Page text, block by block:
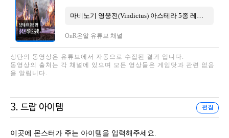
마비노기 영웅전(Vindictus) 아스테라 5종 레이드 공략 1편 - 클레르 / 입문자를 위해 중요한 것만! 4 分 55 秒
OnR온알 유튜브 채널
상단의 동영상은 유튜브에서 자동으로 수집된 결과 입니다.
동영상의 출처는 각 채널에 있으며 모든 영상들은 게임닷과 관련 없음
을 알립니다.
3. 드랍 아이템 편집
이곳에 몬스터가 주는 아이템을 입력해주세요.